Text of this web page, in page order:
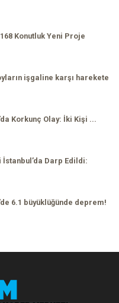
Konutluk Yeni Proje
işgaline karşı harekete
Korkunç Olay: İki Kişi ...
Darp Edildi:
6.1 büyüklüğünde deprem!